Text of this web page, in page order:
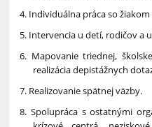
4. Individuálna práca so
5. Intervencia u detí, rodičov a
6. Mapovanie triednej,
realizácia depistážnych
7. Realizovanie spätnej väzby.
8. Spolupráca s ostatnými